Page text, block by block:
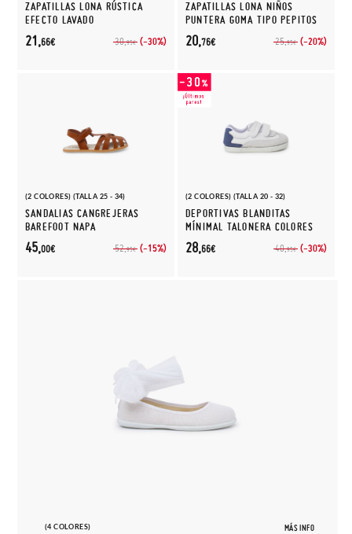
ZAPATILLAS LONA RÚSTICA
EFECTO LAVADO
30,95€ (-30%)
21,66€
ZAPATILLAS LONA NIÑOS
PUNTERA GOMA TIPO PEPITOS
25,95€ (-20%)
20,76€
(2 COLORES) (TALLA 25 - 34)
SANDALIAS CANGREJERAS
BAREFOOT NAPA
52,95€ (-15%)
45,00€
(2 COLORES) (TALLA 20 - 32)
DEPORTIVAS BLANDITAS
MÍNIMAL TALONERA COLORES
40,95€ (-30%)
28,66€
(4 COLORES) MÁS INFO